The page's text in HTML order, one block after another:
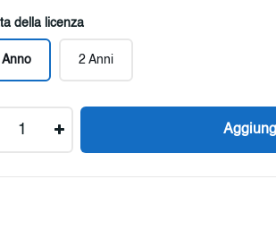
della licenza
Anno 2 Anni